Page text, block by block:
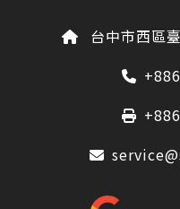
台中市西區